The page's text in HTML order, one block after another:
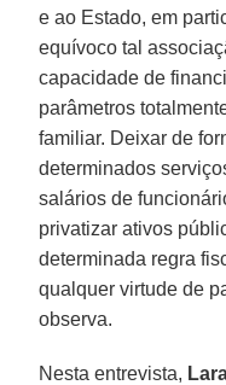
e ao Estado, em
equívoco tal
capacidade de
parâmetros
familiar. Deixar de
determinados
salários de
privatizar ativos
determinada regra
qualquer virtude de
observa.
Nesta entrevista,